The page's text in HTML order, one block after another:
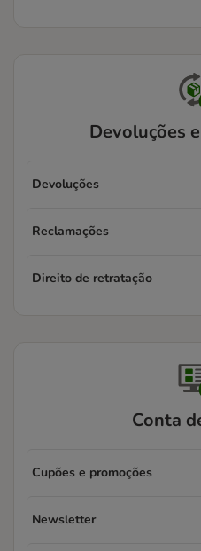
Devoluções
Devoluções
Reclamações
Direito de retratação
Conta
Cupões e promoções
Newsletter